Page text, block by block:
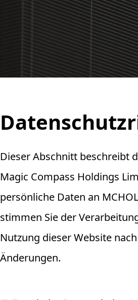
Dieser Abschnitt beschreibt
Magic Compass Holdings
persönliche Daten an
stimmen Sie der
Nutzung dieser Website
Änderungen.